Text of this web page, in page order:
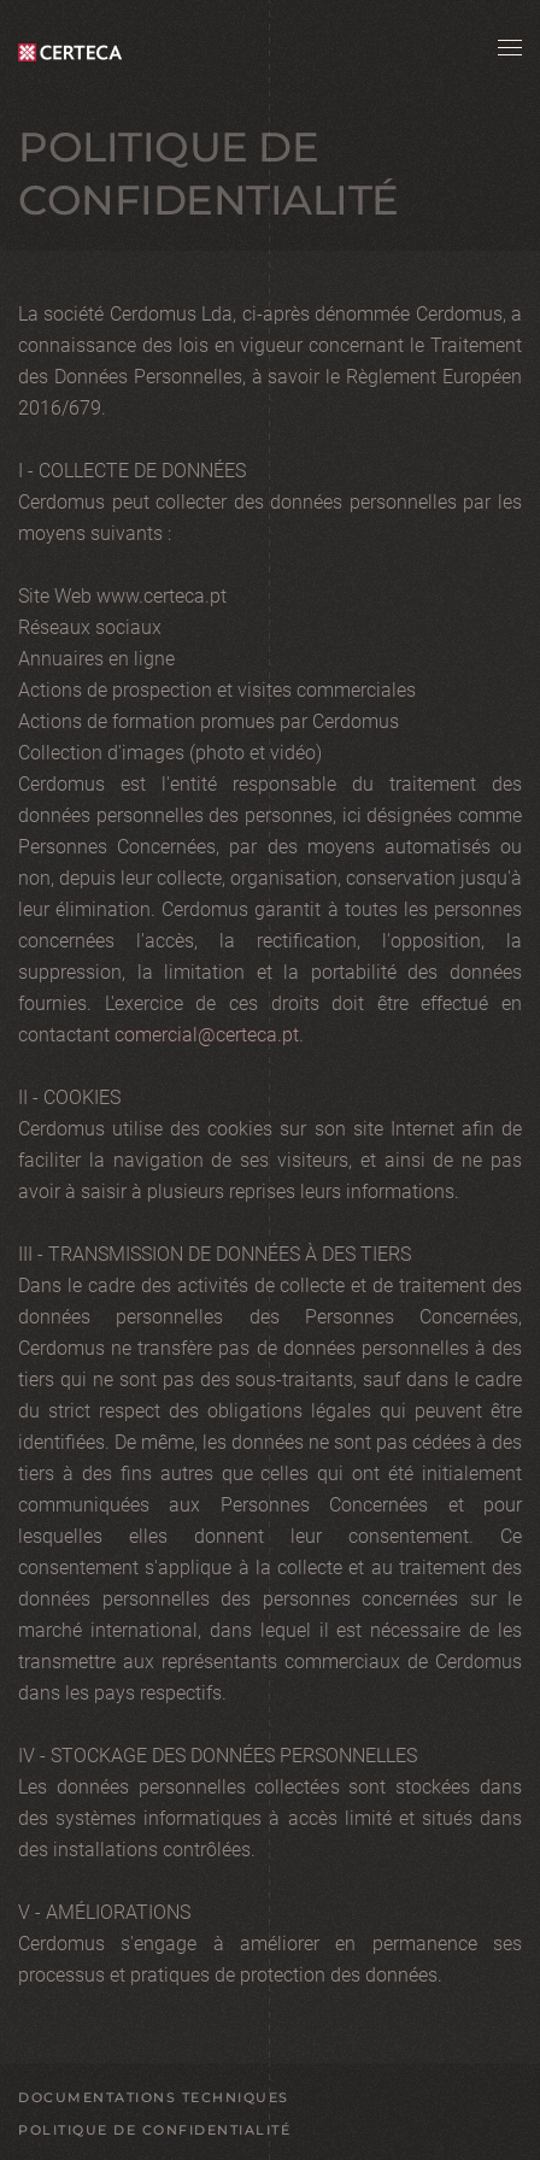
Skip to main content
POLITIQUE DE
CONFIDENTIALITÉ
La société Cerdomus Lda, ci-après dénommée Cerdomus, a
connaissance des lois en vigueur concernant le Traitement
des Données Personnelles, à savoir le Règlement Européen
2016/679.
I - COLLECTE DE DONNÉES
Cerdomus peut collecter des données personnelles par les
moyens suivants :
Site Web www.certeca.pt
Réseaux sociaux
Annuaires en ligne
Actions de prospection et visites commerciales
Actions de formation promues par Cerdomus
Collection d'images (photo et vidéo)
Cerdomus est l'entité responsable du traitement des
données personnelles des personnes, ici désignées comme
Personnes Concernées, par des moyens automatisés ou
non, depuis leur collecte, organisation, conservation jusqu'à
leur élimination. Cerdomus garantit à toutes les personnes
concernées l'accès, la rectification, l'opposition, la
suppression, la limitation et la portabilité des données
fournies. L'exercice de ces droits doit être effectué en
contactant comercial@certeca.pt.
II - COOKIES
Cerdomus utilise des cookies sur son site Internet afin de
faciliter la navigation de ses visiteurs, et ainsi de ne pas
avoir à saisir à plusieurs reprises leurs informations.
III - TRANSMISSION DE DONNÉES À DES TIERS
Dans le cadre des activités de collecte et de traitement des
données personnelles des Personnes Concernées,
Cerdomus ne transfère pas de données personnelles à des
tiers qui ne sont pas des sous-traitants, sauf dans le cadre
du strict respect des obligations légales qui peuvent être
identifiées. De même, les données ne sont pas cédées à des
tiers à des fins autres que celles qui ont été initialement
communiquées aux Personnes Concernées et pour
lesquelles elles donnent leur consentement. Ce
consentement s'applique à la collecte et au traitement des
données personnelles des personnes concernées sur le
marché international, dans lequel il est nécessaire de les
transmettre aux représentants commerciaux de Cerdomus
dans les pays respectifs.
IV - STOCKAGE DES DONNÉES PERSONNELLES
Les données personnelles collectées sont stockées dans
des systèmes informatiques à accès limité et situés dans
des installations contrôlées.
V - AMÉLIORATIONS
Cerdomus s'engage à améliorer en permanence ses
processus et pratiques de protection des données.
DOCUMENTATIONS TECHNIQUES
POLITIQUE DE CONFIDENTIALITÉ